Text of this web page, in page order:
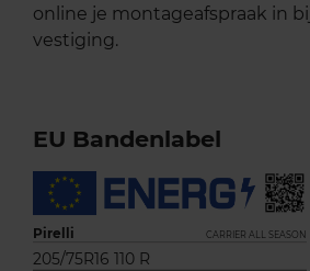
online je montageafspraak in
vestiging.
EU Bandenlabel
Pirelli CARRIER ALL SEASON
205/75R16 110 R